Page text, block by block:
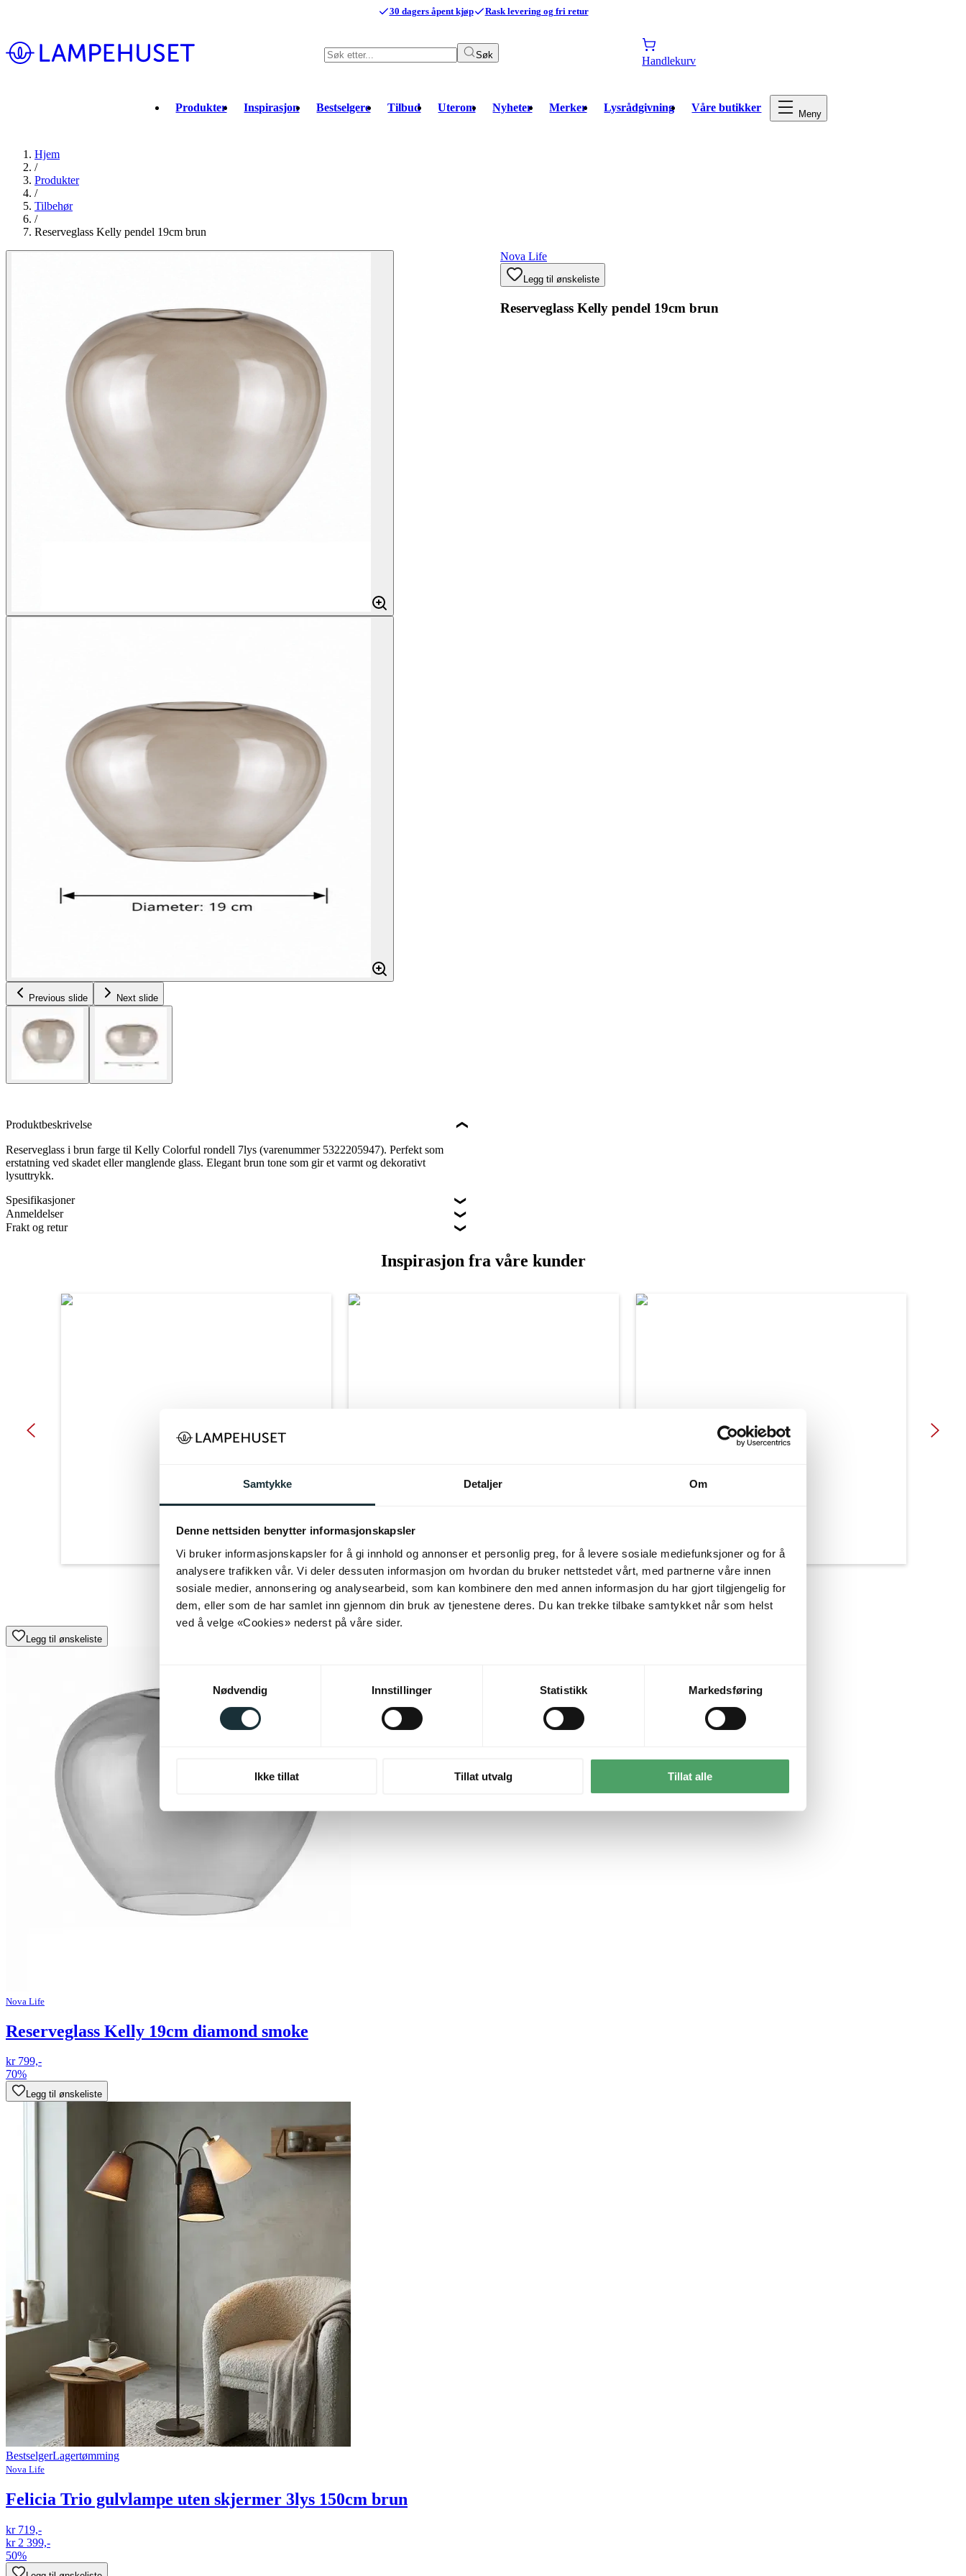
Samtykke Detaljer Om
Denne nettsiden benytter informasjonskapsler
Vi bruker informasjonskapsler for å gi innhold og annonser et personlig preg, for å levere sosiale mediefunksjoner og for å
analysere trafikken vår. Vi deler dessuten informasjon om hvordan du bruker nettstedet vårt, med partnerne våre innen
sosiale medier, annonsering og analysearbeid, som kan kombinere den med annen informasjon du har gjort tilgjengelig for
dem, eller som de har samlet inn gjennom din bruk av tjenestene deres. Du kan trekke tilbake samtykket når som helst
ved å velge «Cookies» nederst på våre sider.
Nødvendig
Innstillinger Statistikk Markedsføring
Ikke tillat Tillat utvalg Tillat alle
30 dagers åpent kjøp Rask levering og fri retur
Søk Handlekurv
Produkter Inspirasjon Bestselgere Tilbud Uterom Nyheter Merker Lysrådgivning Våre butikker Meny
Hjem
/
Produkter
/
Tilbehør
/
Reserveglass Kelly pendel 19cm brun
Previous slide Next slide
Nova Life
Legg til ønskeliste
Reserveglass Kelly pendel 19cm brun
Produktbeskrivelse
Reserveglass i brun farge til Kelly Colorful rondell 7lys (varenummer 5322205947). Perfekt som
erstatning ved skadet eller manglende glass. Elegant brun tone som gir et varmt og dekorativt
lysuttrykk.
Spesifikasjoner
Anmeldelser
Frakt og retur
Inspirasjon fra våre kunder
Oppdag også
Legg til ønskeliste
Nova Life
Reserveglass Kelly 19cm diamond smoke
kr 799,-
70%
Legg til ønskeliste
BestselgerLagertømming
Nova Life
Felicia Trio gulvlampe uten skjermer 3lys 150cm brun
kr 719,-
kr 2 399,-
50%